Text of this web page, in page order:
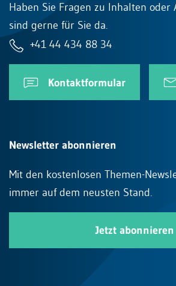
Haben Sie Fragen zu Inhalten oder
sind gerne für Sie da.
+41 44 434 88 34
Kontaktformular
Newsletter abonnieren
Mit den kostenlosen Themen-
immer auf dem neusten Stand.
Jetzt abonnieren